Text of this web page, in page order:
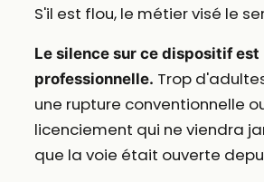
S'il est flou, le métier visé le
Le silence sur ce dispositif
professionnelle. Trop
une rupture conventionnelle
licenciement qui ne viendra
que la voie était ouverte